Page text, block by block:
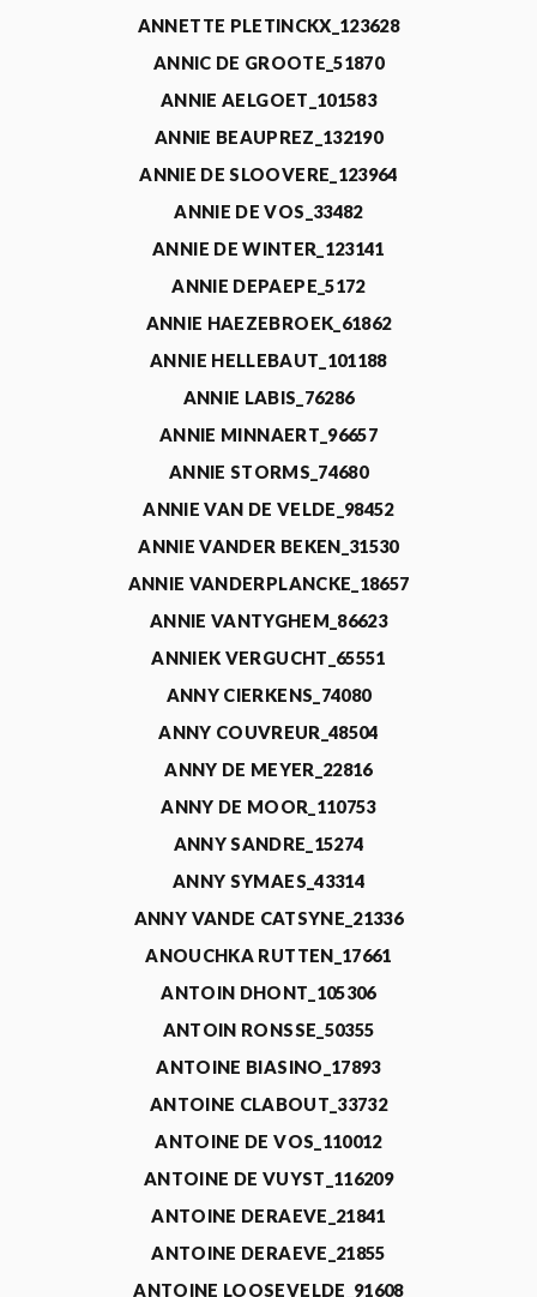
ANNETTE PLETINCKX_123628
ANNIC DE GROOTE_51870
ANNIE AELGOET_101583
ANNIE BEAUPREZ_132190
ANNIE DE SLOOVERE_123964
ANNIE DE VOS_33482
ANNIE DE WINTER_123141
ANNIE DEPAEPE_5172
ANNIE HAEZEBROEK_61862
ANNIE HELLEBAUT_101188
ANNIE LABIS_76286
ANNIE MINNAERT_96657
ANNIE STORMS_74680
ANNIE VAN DE VELDE_98452
ANNIE VANDER BEKEN_31530
ANNIE VANDERPLANCKE_18657
ANNIE VANTYGHEM_86623
ANNIEK VERGUCHT_65551
ANNY CIERKENS_74080
ANNY COUVREUR_48504
ANNY DE MEYER_22816
ANNY DE MOOR_110753
ANNY SANDRE_15274
ANNY SYMAES_43314
ANNY VANDE CATSYNE_21336
ANOUCHKA RUTTEN_17661
ANTOIN DHONT_105306
ANTOIN RONSSE_50355
ANTOINE BIASINO_17893
ANTOINE CLABOUT_33732
ANTOINE DE VOS_110012
ANTOINE DE VUYST_116209
ANTOINE DERAEVE_21841
ANTOINE DERAEVE_21855
ANTOINE LOOSEVELDE_91608